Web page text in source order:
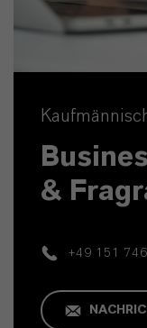
&
+49 151